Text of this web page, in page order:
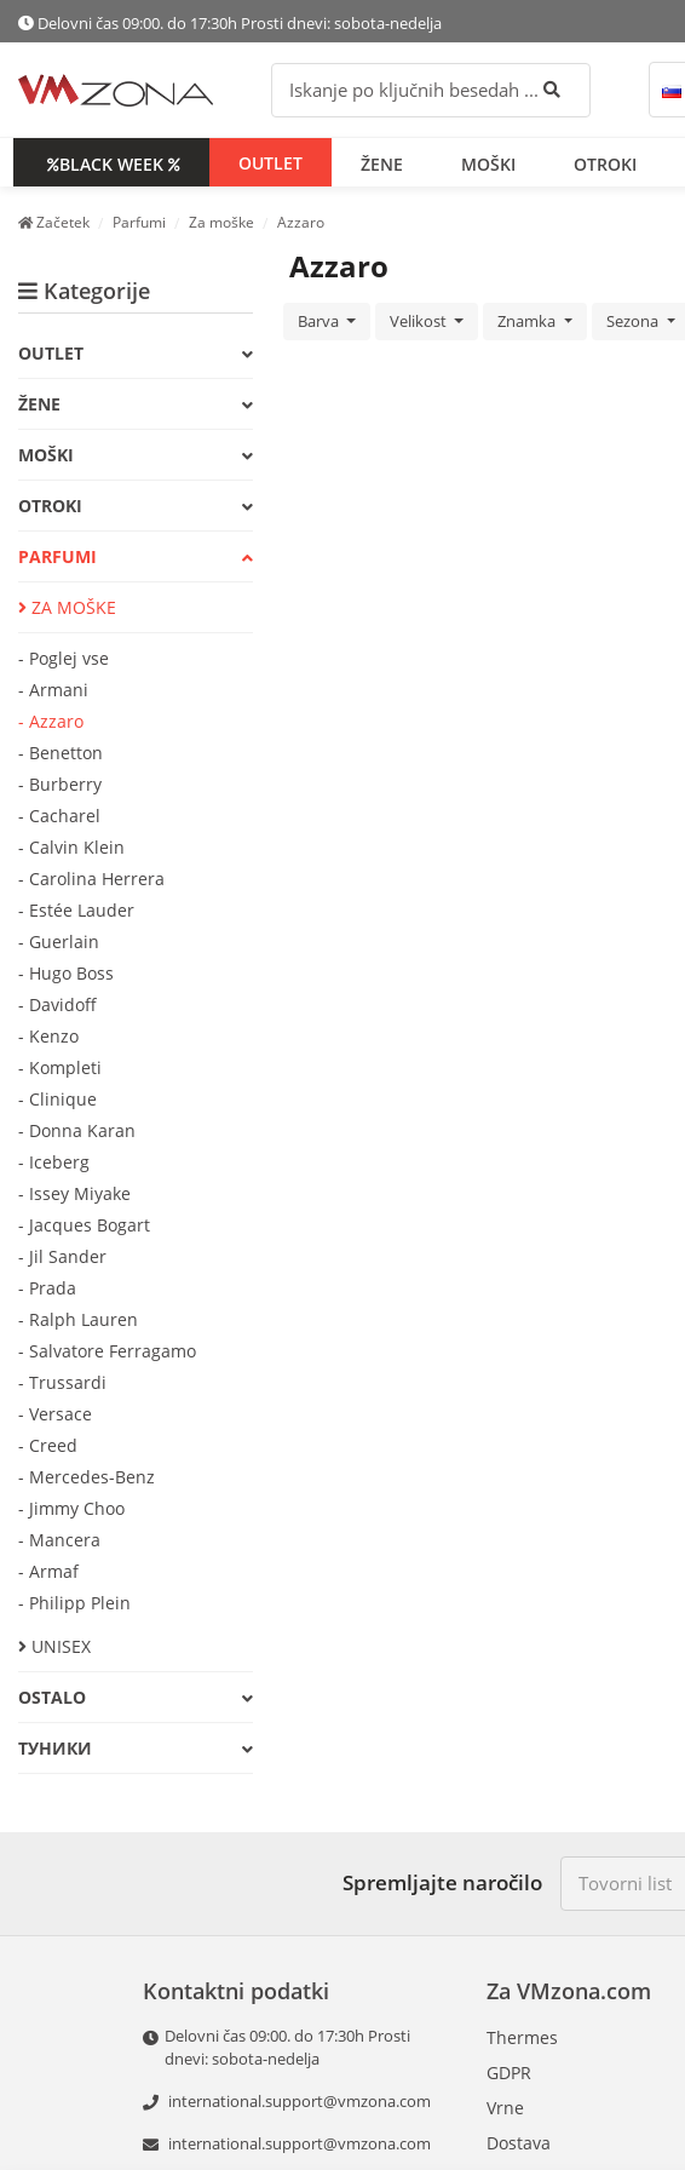
Delovni čas 09:00. do 17:30h Prosti dnevi: sobota-nedelja
Išči
BLACK WEEK OUTLET ŽENE MOŠKI OTROKI
Začetek Parfumi Za moške Azzaro
Kategorije
OUTLET
ŽENE
MOŠKI
OTROKI
PARFUMI
ZA MOŠKE
- Poglej vse
- Armani
- Azzaro
- Benetton
- Burberry
- Cacharel
- Calvin Klein
- Carolina Herrera
- Estée Lauder
- Guerlain
- Hugo Boss
- Davidoff
- Kenzo
- Kompleti
- Clinique
- Donna Karan
- Iceberg
- Issey Miyake
- Jacques Bogart
- Jil Sander
- Prada
- Ralph Lauren
- Salvatore Ferragamo
- Trussardi
- Versace
- Creed
- Mercedes-Benz
- Jimmy Choo
- Mancera
- Armaf
- Philipp Plein
UNISEX
OSTALO
ТУНИКИ
Azzaro
Barva Velikost Znamka Sezona
Spremljajte naročilo
Kontaktni podatki
Delovni čas 09:00. do 17:30h Prosti
dnevi: sobota-nedelja
international.support@vmzona.com
international.support@vmzona.com
Za VMzona.com
Thermes
GDPR
Vrne
Dostava